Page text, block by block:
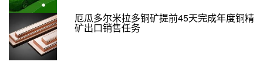
厄瓜多尔米拉多铜矿提前45天完成年度铜精
矿出口销售任务